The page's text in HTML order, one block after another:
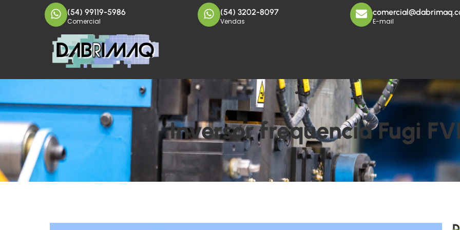
(54) 99119-5986
Comercial
(54) 3202-8097
Vendas E-mail
Inversor frequencia Fugi